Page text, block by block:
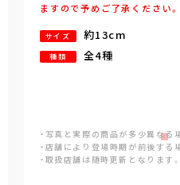
ますので予めご了承ください。
サイズ 約13cm
種類 全4種
・写真と実際の商品が多少異なる
・店舗により登場時期が前後する
・取扱店舗は随時更新となります。